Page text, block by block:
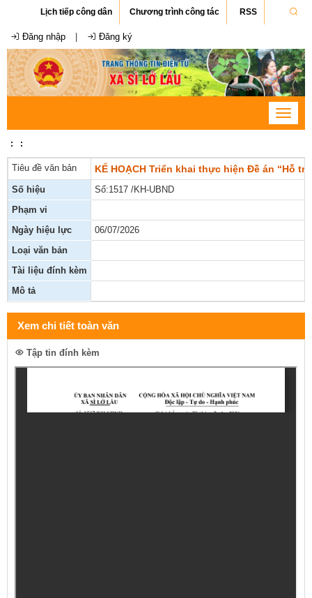
Lịch tiếp công dân Chương trình công tác RSS
Đăng nhập Đăng ký
Toggle
: :
Tiêu đề văn bản KẾ HOẠCH Triển khai thực hiện Đề án “Hỗ
Số hiệu
Số:1517 /KH-UBND
Phạm vi
Ngày hiệu lực
06/07/2026
Loại văn bản
Tài liệu đính kèm
Mô tả
Xem chi tiết toàn văn
Tập tin đính kèm